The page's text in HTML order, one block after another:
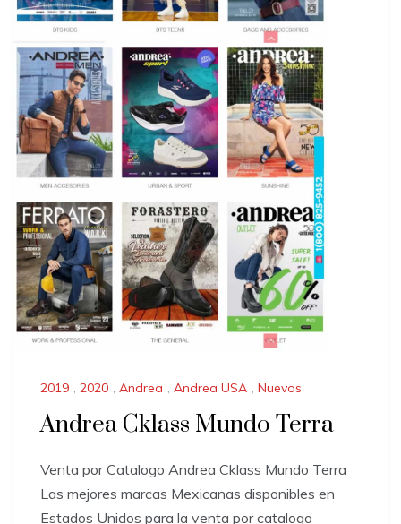
2019 , 2020 , Andrea , Andrea USA , Nuevos
Andrea Cklass Mundo Terra
Venta por Catalogo Andrea Cklass Mundo Terra
Las mejores marcas Mexicanas disponibles en
Estados Unidos para la venta por catalogo